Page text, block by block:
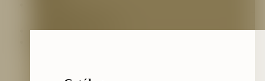
Preguntas frecuentes